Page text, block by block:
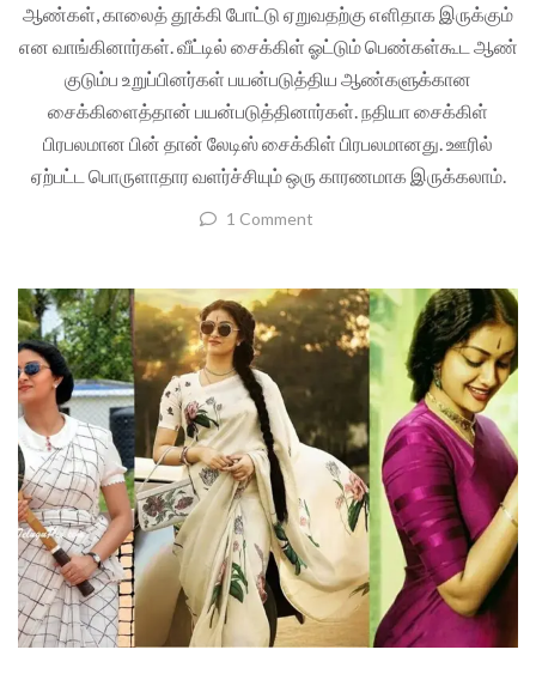
ஆண்கள், காலைத் தூக்கி போட்டு ஏறுவதற்கு எளிதாக இருக்கும்
என வாங்கினார்கள். வீட்டில் சைக்கிள் ஓட்டும் பெண்கள்கூட ஆண்
குடும்ப உறுப்பினர்கள் பயன்படுத்திய ஆண்களுக்கான
சைக்கிளைத்தான் பயன்படுத்தினார்கள். நதியா சைக்கிள்
பிரபலமான பின் தான் லேடிஸ் சைக்கிள் பிரபலமானது. ஊரில்
ஏற்பட்ட பொருளாதார வளர்ச்சியும் ஒரு காரணமாக இருக்கலாம்.
1 Comment